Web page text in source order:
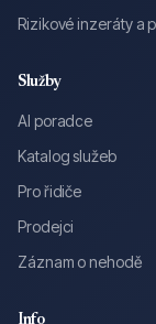
Rizikové inzeráty a
Služby
AI poradce
Katalog služeb
Pro řidiče
Prodejci
Záznam o nehodě
Info